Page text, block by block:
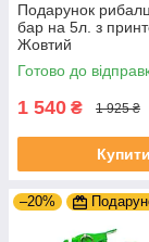
Подарунок
бар на 5л. з
Жовтий
Готово до
1 540 ₴ 1 925 ₴
Купити
–20%